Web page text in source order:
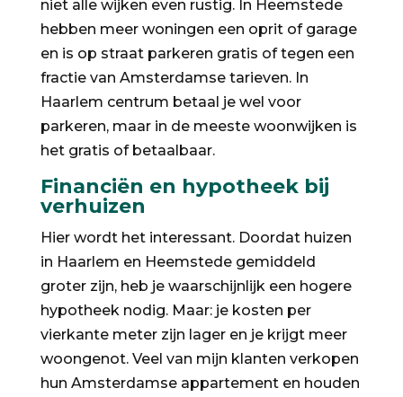
niet alle wijken even rustig. In Heemstede
hebben meer woningen een oprit of garage
en is op straat parkeren gratis of tegen een
fractie van Amsterdamse tarieven. In
Haarlem centrum betaal je wel voor
parkeren, maar in de meeste woonwijken is
het gratis of betaalbaar.
Financiën en hypotheek bij
verhuizen
Hier wordt het interessant. Doordat huizen
in Haarlem en Heemstede gemiddeld
groter zijn, heb je waarschijnlijk een hogere
hypotheek nodig. Maar: je kosten per
vierkante meter zijn lager en je krijgt meer
woongenot. Veel van mijn klanten verkopen
hun Amsterdamse appartement en houden